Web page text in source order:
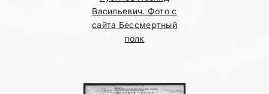
Васильевич. Фото с
сайта Бессмертный
полк